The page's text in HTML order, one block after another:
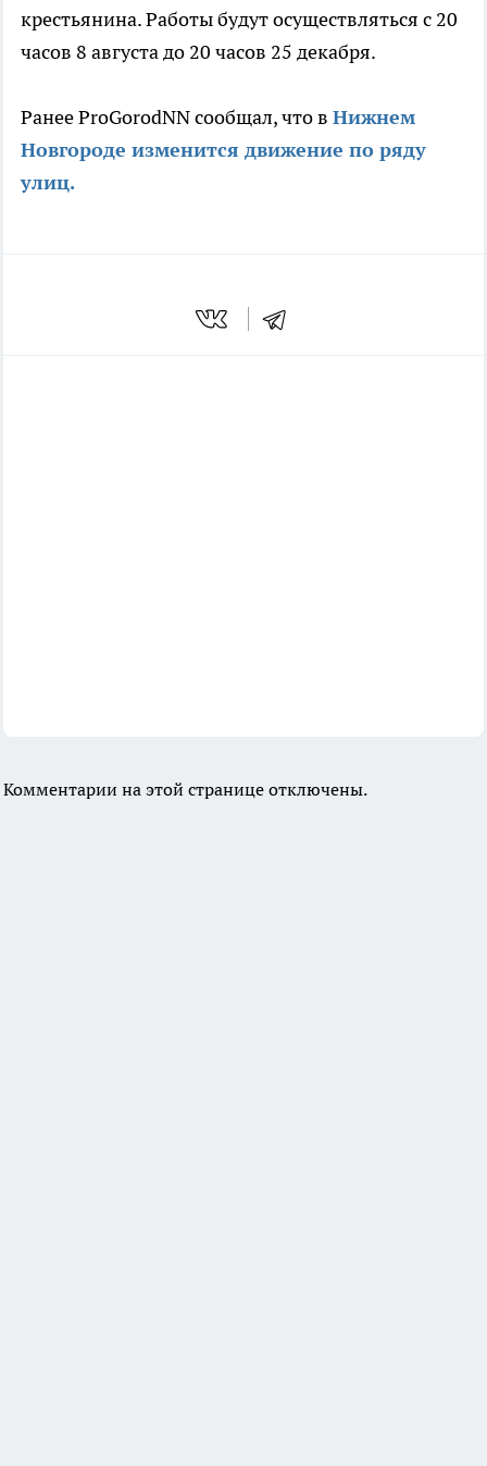
крестьянина. Работы будут осуществляться с 20
часов 8 августа до 20 часов 25 декабря.
Ранее ProGorodNN сообщал, что в Нижнем
Новгороде изменится движение по ряду
улиц.
Комментарии на этой странице отключены.